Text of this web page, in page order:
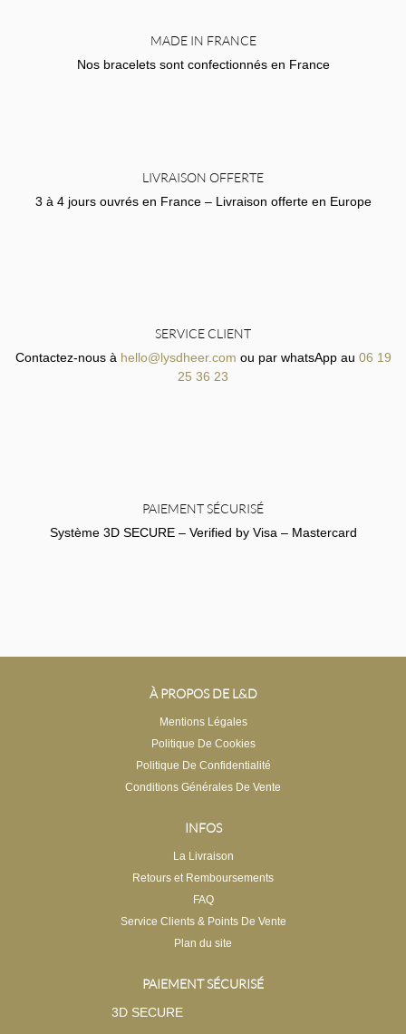
MADE IN FRANCE
Nos bracelets sont confectionnés en France
LIVRAISON OFFERTE
3 à 4 jours ouvrés en France – Livraison offerte en Europe
SERVICE CLIENT
Contactez-nous à hello@lysdheer.com ou par whatsApp au 06 19
25 36 23
PAIEMENT SÉCURISÉ
Système 3D SECURE – Verified by Visa – Mastercard
À PROPOS DE L&D
Mentions Légales
Politique De Cookies
Politique De Confidentialité
Conditions Générales De Vente
INFOS
La Livraison
Retours et Remboursements
FAQ
Service Clients & Points De Vente
Plan du site
PAIEMENT SÉCURISÉ
3D SECURE